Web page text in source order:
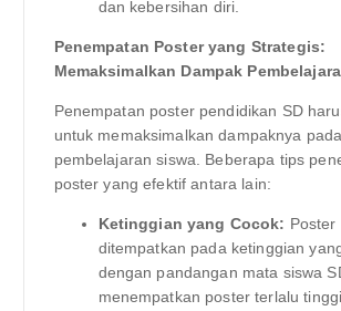
dan kebersihan diri.
Penempatan Poster yang Strategis:
Memaksimalkan Dampak
Penempatan poster pendidikan SD
untuk memaksimalkan dampaknya pada
pembelajaran siswa. Beberapa tips
poster yang efektif antara lain:
Ketinggian yang Cocok: Poster
ditempatkan pada ketinggian
dengan pandangan mata siswa
menempatkan poster terlalu